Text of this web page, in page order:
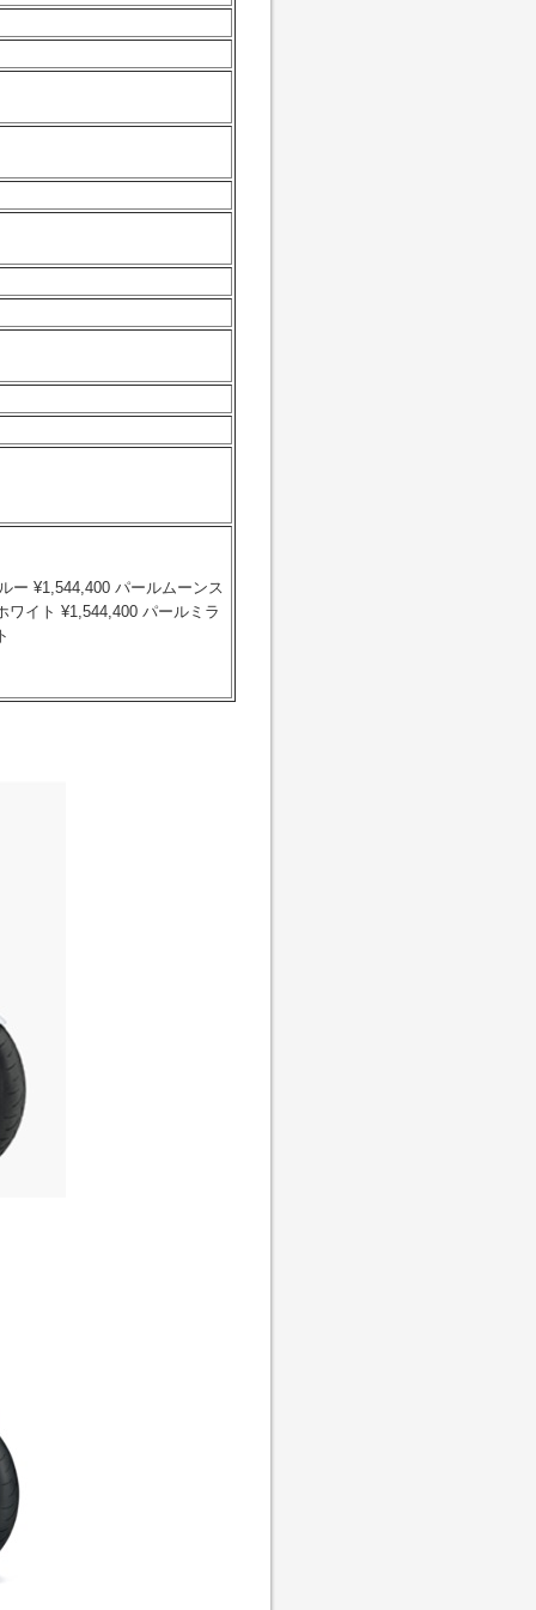
ー ¥1,544,400 パールムーンス
ワイト ¥1,544,400 パールミラ